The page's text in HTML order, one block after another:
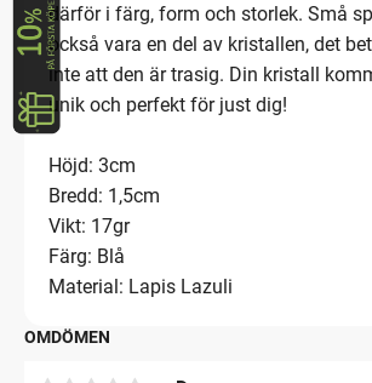
därför i färg, form och storlek. Små
också vara en del av kristallen, det
inte att den är trasig. Din kristall
unik och perfekt för just dig!
Höjd: 3cm
Bredd: 1,5cm
Vikt: 17gr
Färg: Blå
Material: Lapis Lazuli
OMDÖMEN